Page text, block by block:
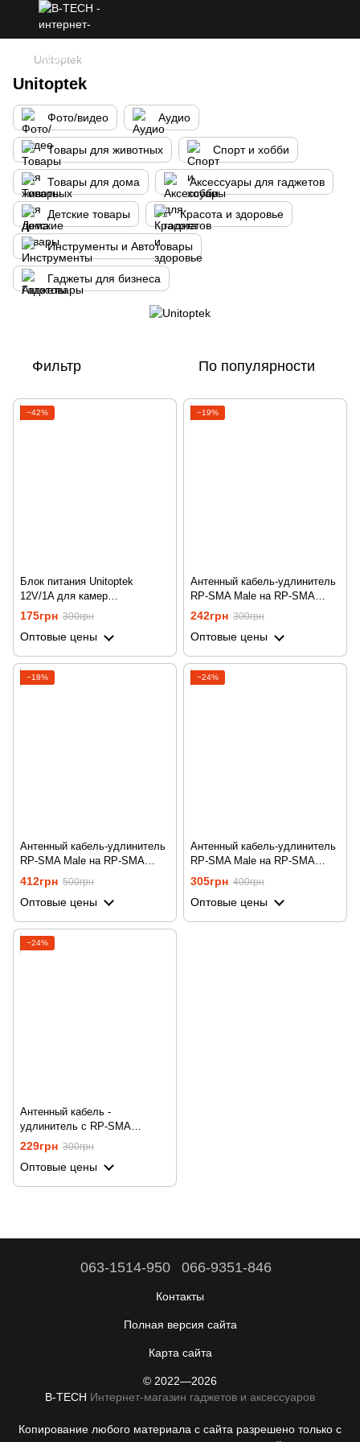
Unitoptek
Unitoptek
Фото/видео Аудио
Товары для животных Спорт и хобби
Товары для дома Аксессуары для гаджетов
Детские товары Красота и здоровье
Инструменты и Автотовары
Гаджеты для бизнеса
Фильтр По популярности
−42%
Блок питания Unitoptek
12V/1A для камер
видеонаблюдения
175грн 300грн
Оптовые цены
−19%
Антенный кабель-удлинитель
RP-SMA Male на RP-SMA
Female длиной 3 метра
Unitoptek RP-SMA-3
242грн 300грн
Оптовые цены
−18%
Антенный кабель-удлинитель
RP-SMA Male на RP-SMA
Female длиной 20 метров
Unitoptek RP-SMA-20
412грн 500грн
Оптовые цены
−24%
Антенный кабель-удлинитель
RP-SMA Male на RP-SMA
Female длиной 9 метров
Unitoptek RP-SMA-9
305грн 400грн
Оптовые цены
−24%
Антенный кабель -
удлинитель с RP-SMA
разъемами Unitoptek RP-SMA-
1, длиной 1 метр
229грн 300грн
Оптовые цены
063-1514-950 066-9351-846
Контакты
Полная версия сайта
Карта сайта
© 2022—2026
B-TECH Интернет-магазин гаджетов и аксессуаров
Копирование любого материала с сайта разрешено только с